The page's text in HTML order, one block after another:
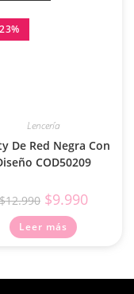
Lencería
De Red Negra Con
COD50209
12.990 $9.990
Leer más